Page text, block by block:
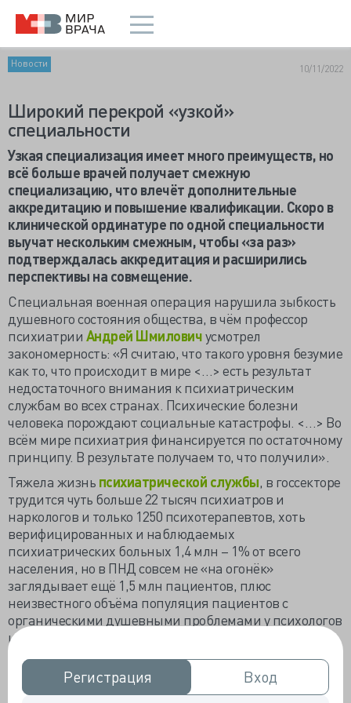
Регистрация
Регистрация Вход
Вход
Новости 10/11/2022
Широкий перекрой «узкой»
специальности
Узкая специализация имеет много преимуществ, но
всё больше врачей получает смежную
специализацию, что влечёт дополнительные
аккредитацию и повышение квалификации. Скоро в
клинической ординатуре по одной специальности
выучат нескольким смежным, чтобы «за раз»
подтверждалась аккредитация и расширились
перспективы на совмещение.
Специальная военная операция нарушила зыбкость
душевного состояния общества, в чём профессор
психиатрии Андрей Шмиловичусмотрел
закономерность: «Я считаю, что такого уровня безумие
как то, что происходит в мире <…> есть результат
недостаточного внимания к психиатрическим
службам во всех странах. Психические болезни
человека порождают социальные катастрофы. <…> Во
всём мире психиатрия финансируется по остаточному
принципу. В результате получаем то, что получили».
Тяжела жизнь психиатрической службы, в госсекторе
трудится чуть больше 22 тысяч психиатров и
наркологов и только 1250 психотерапевтов, хоть
верифицированных и наблюдаемых
психиатрических больных 1,4 млн – 1% от всего
населения, но в ПНД совсем не «на огонёк»
заглядывает ещё 1,5 млн пациентов, плюс
неизвестного объёма популяция пациентов с
органическими душевными проблемами у психологов
и психиатров частных клиник. Ежегодно
констатируется прирост пациентов при
«отрицательной тенденции» с кадрами, уходящими в
частные клиники.